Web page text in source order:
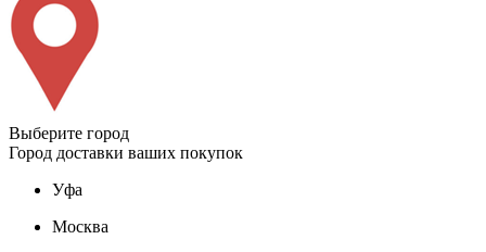
Выберите город
Город доставки ваших покупок
Уфа
Москва